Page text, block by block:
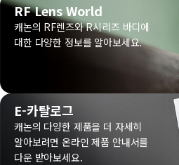
RF Lens World
캐논의 RF렌즈와 R시리즈 바디에
대한 다양한 정보를 알아보세요.
E-카탈로그
캐논의 다양한 제품을 더 자세히
알아보려면 온라인 제품 안내서를
다운 받아보세요.